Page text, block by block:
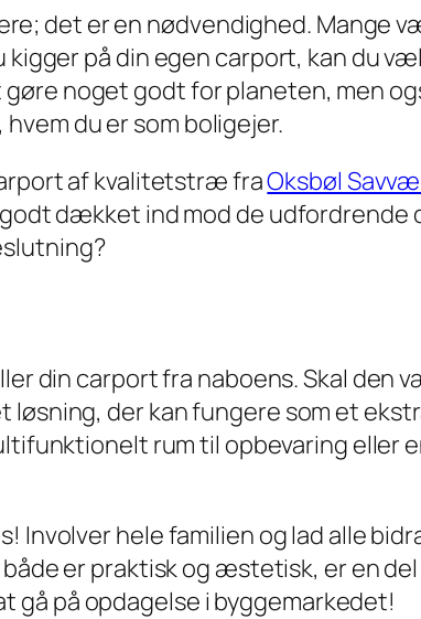
det er en nødvendighed. Mange
kigger på din egen carport, kan du
noget godt for planeten, men
du er som boligejer.
af kvalitetstræ fraOksbøl
dækket ind mod de udfordrende
din carport fra naboens. Skal den
der kan fungere som et
rum til opbevaring eller
Involver hele familien og lad alle
er praktisk og æstetisk, er en
gå på opdagelse i byggemarkedet!